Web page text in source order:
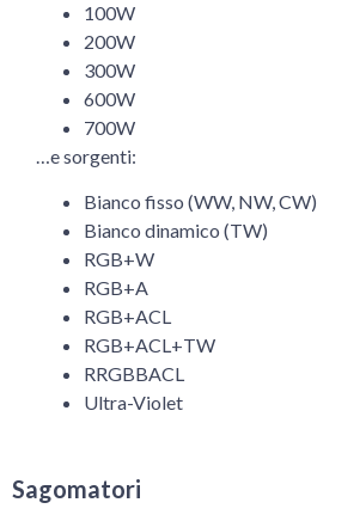
100W
200W
300W
600W
700W
…e sorgenti:
Bianco fisso (WW, NW, CW)
Bianco dinamico (TW)
RGB+W
RGB+A
RGB+ACL
RGB+ACL+TW
RRGBBACL
Ultra-Violet
Sagomatori